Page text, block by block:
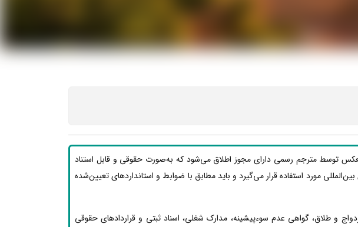
بالعکس توسط مترجم رسمی دارای مجوز اطلاق می‌شود که به‌صورت حقوقی و قابل استناد
مورد استفاده قرار می‌گیرد و باید مطابق با ضوابط و استانداردهای تعیین‌شده
و طلاق، گواهی عدم سوءپیشینه، مدارک شغلی، اسناد ثبتی و قراردادهای حقوقی